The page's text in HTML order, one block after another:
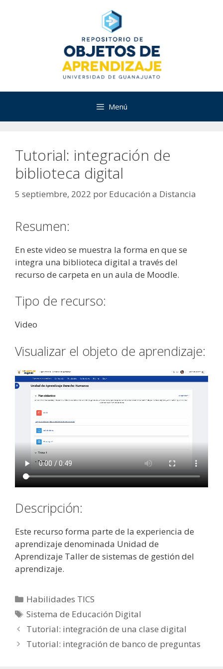
Menú
Tutorial: integración de
biblioteca digital
5 septiembre, 2022 por Educación a Distancia
Resumen:
En este video se muestra la forma en que se
integra una biblioteca digital a través del
recurso de carpeta en un aula de Moodle.
Tipo de recurso:
Video
Visualizar el objeto de aprendizaje:
Descripción:
Este recurso forma parte de la experiencia de
aprendizaje denominada Unidad de
Aprendizaje Taller de sistemas de gestión del
aprendizaje.
Categorías
Habilidades TICS
Etiquetas
Sistema de Educación Digital
Tutorial: integración de una clase digital
Tutorial: integración de banco de preguntas